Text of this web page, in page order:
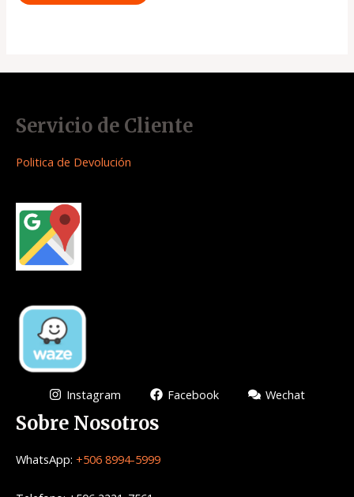
Servicio de Cliente
Politica de Devolución
Instagram Facebook Wechat
Sobre Nosotros
WhatsApp: +506 8994-5999